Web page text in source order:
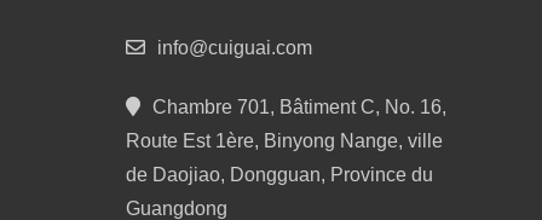
info@cuiguai.com
Chambre 701, Bâtiment C, No. 16,
Route Est 1ère, Binyong Nange, ville
de Daojiao, Dongguan, Province du
Guangdong